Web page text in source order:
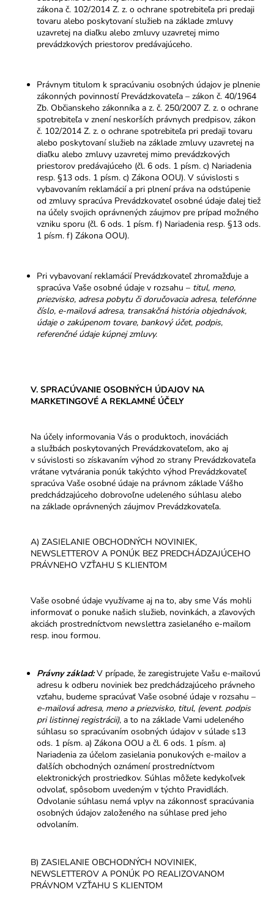
zákona č. 102/2014 Z. z. o ochrane spotrebiteľa pri predaji
tovaru alebo poskytovaní služieb na základe zmluvy
uzavretej na diaľku alebo zmluvy uzavretej mimo
prevádzkových priestorov predávajúceho.
Právnym titulom k spracúvaniu osobných údajov je plnenie
zákonných povinností Prevádzkovateľa – zákon č. 40/1964
Zb. Občianskeho zákonníka a z. č. 250/2007 Z. z. o ochrane
spotrebiteľa v znení neskorších právnych predpisov, zákon
č. 102/2014 Z. z. o ochrane spotrebiteľa pri predaji tovaru
alebo poskytovaní služieb na základe zmluvy uzavretej na
diaľku alebo zmluvy uzavretej mimo prevádzkových
priestorov predávajúceho (čl. 6 ods. 1 písm. c) Nariadenia
resp. §13 ods. 1 písm. c) Zákona OOU). V súvislosti s
vybavovaním reklamácií a pri plnení práva na odstúpenie
od zmluvy spracúva Prevádzkovateľ osobné údaje ďalej tiež
na účely svojich oprávnených záujmov pre prípad možného
vzniku sporu (čl. 6 ods. 1 písm. f) Nariadenia resp. §13 ods.
1 písm. f) Zákona OOU).
Pri vybavovaní reklamácií Prevádzkovateľ zhromažďuje a
spracúva Vaše osobné údaje v rozsahu – titul, meno,
priezvisko, adresa pobytu či doručovacia adresa, telefónne
číslo, e-mailová adresa, transakčná história objednávok,
údaje o zakúpenom tovare, bankový účet, podpis,
referenčné údaje kúpnej zmluvy.
V. SPRACÚVANIE OSOBNÝCH ÚDAJOV NA
MARKETINGOVÉ A REKLAMNÉ ÚČELY
Na účely informovania Vás o produktoch, inováciách
a službách poskytovaných Prevádzkovateľom, ako aj
v súvislosti so získavaním výhod zo strany Prevádzkovateľa
vrátane vytvárania ponúk takýchto výhod Prevádzkovateľ
spracúva Vaše osobné údaje na právnom základe Vášho
predchádzajúceho dobrovoľne udeleného súhlasu alebo
na základe oprávnených záujmov Prevádzkovateľa.
A) ZASIELANIE OBCHODNÝCH NOVINIEK,
NEWSLETTEROV A PONÚK BEZ PREDCHÁDZAJÚCEHO
PRÁVNEHO VZŤAHU S KLIENTOM
Vaše osobné údaje využívame aj na to, aby sme Vás mohli
informovať o ponuke našich služieb, novinkách, a zľavových
akciách prostredníctvom newslettra zasielaného e-mailom
resp. inou formou.
Právny základ:V prípade, že zaregistrujete Vašu e-mailovú
adresu k odberu noviniek bez predchádzajúceho právneho
vzťahu, budeme spracúvať Vaše osobné údaje v rozsahu –
e-mailová adresa, meno a priezvisko, titul, (event. podpis
pri listinnej registrácii), a to na základe Vami udeleného
súhlasu so spracúvaním osobných údajov v súlade s13
ods. 1 písm. a) Zákona OOU a čl. 6 ods. 1 písm. a)
Nariadenia za účelom zasielania ponukových e-mailov a
ďalších obchodných oznámení prostredníctvom
elektronických prostriedkov. Súhlas môžete kedykoľvek
odvolať, spôsobom uvedeným v týchto Pravidlách.
Odvolanie súhlasu nemá vplyv na zákonnosť spracúvania
osobných údajov založeného na súhlase pred jeho
odvolaním.
B) ZASIELANIE OBCHODNÝCH NOVINIEK,
NEWSLETTEROV A PONÚK PO REALIZOVANOM
PRÁVNOM VZŤAHU S KLIENTOM